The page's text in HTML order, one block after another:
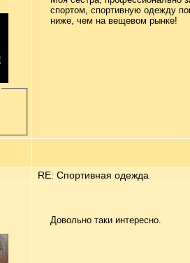
спортом, спортивную одежду
ниже, чем на вещевом рынке!
RE: Спортивная одежда
Довольно таки интересно.